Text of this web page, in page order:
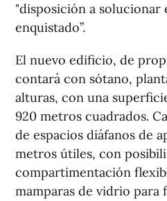
"disposición a solucionar
enquistado”.
El nuevo edificio, de
contará con sótano,
alturas, con una
920 metros cuadrados.
de espacios diáfanos de
metros útiles, con
compartimentación
mamparas de vidrio para